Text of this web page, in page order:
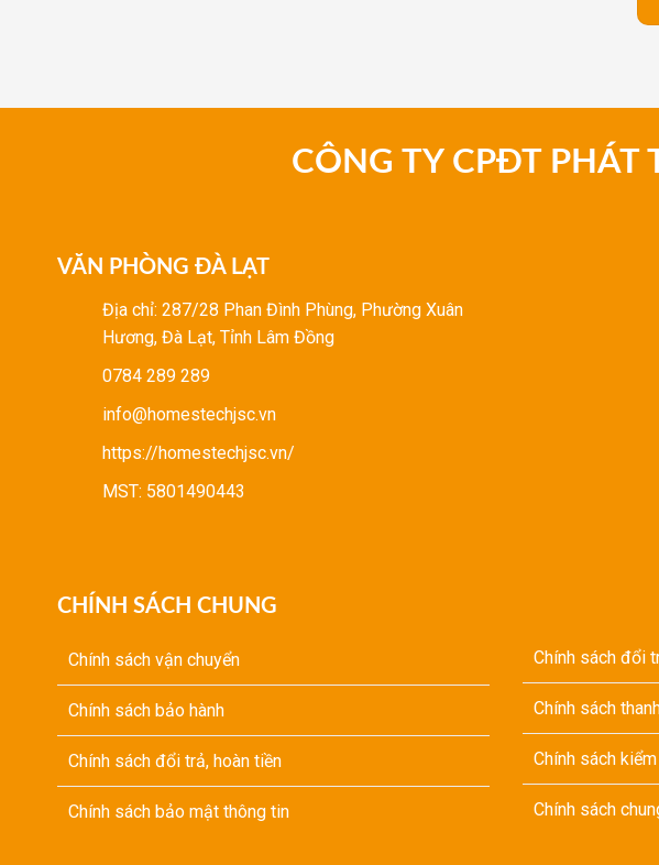
CÔNG TY CPĐT PHÁT
VĂN PHÒNG ĐÀ LẠT
Địa chỉ: 287/28 Phan Đình Phùng, Phường Xuân
Hương, Đà Lạt, Tỉnh Lâm Đồng
0784 289 289
info@homestechjsc.vn
https://homestechjsc.vn/
MST: 5801490443
CHÍNH SÁCH CHUNG
Chính sách vận chuyển
Chính sách bảo hành
Chính sách đổi trả, hoàn tiền
Chính sách bảo mật thông tin
Chính sách đổi
Chính sách
Chính sách
Chính sách